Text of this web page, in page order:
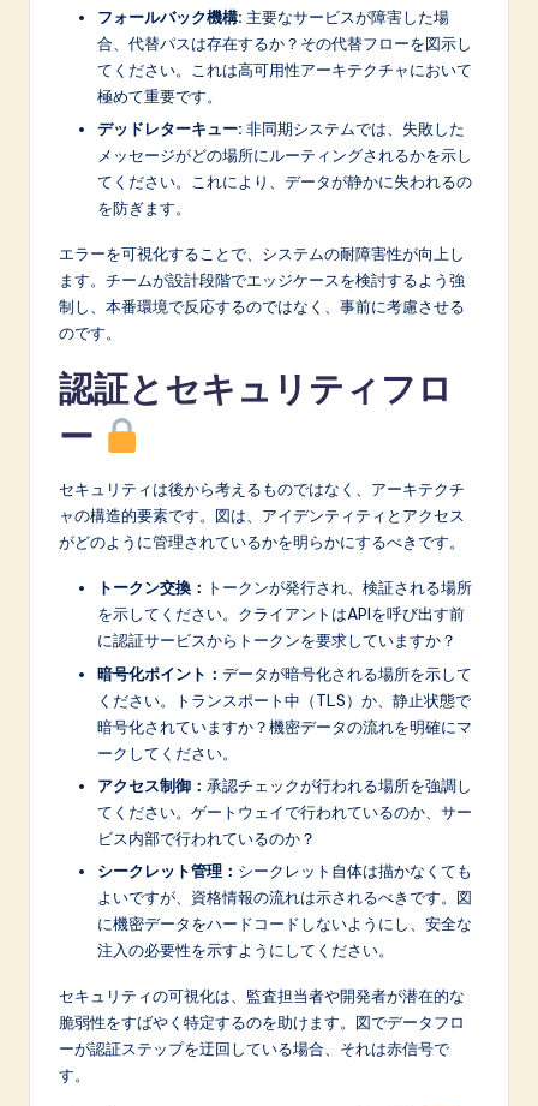
フォールバック機構: 主要なサービスが障害した場
合、代替パスは存在するか？その代替フローを図示し
てください。これは高可用性アーキテクチャにおいて
極めて重要です。
デッドレターキュー: 非同期システムでは、失敗した
メッセージがどの場所にルーティングされるかを示し
てください。これにより、データが静かに失われるの
を防ぎます。
エラーを可視化することで、システムの耐障害性が向上し
ます。チームが設計段階でエッジケースを検討するよう強
制し、本番環境で反応するのではなく、事前に考慮させる
のです。
認証とセキュリティフロ
ー
セキュリティは後から考えるものではなく、アーキテクチ
ャの構造的要素です。図は、アイデンティティとアクセス
がどのように管理されているかを明らかにするべきです。
トークン交換： トークンが発行され、検証される場所
を示してください。クライアントはAPIを呼び出す前
に認証サービスからトークンを要求していますか？
暗号化ポイント： データが暗号化される場所を示して
ください。トランスポート中（TLS）か、静止状態で
暗号化されていますか？機密データの流れを明確にマ
ークしてください。
アクセス制御： 承認チェックが行われる場所を強調し
てください。ゲートウェイで行われているのか、サー
ビス内部で行われているのか？
シークレット管理： シークレット自体は描かなくても
よいですが、資格情報の流れは示されるべきです。図
に機密データをハードコードしないようにし、安全な
注入の必要性を示すようにしてください。
セキュリティの可視化は、監査担当者や開発者が潜在的な
脆弱性をすばやく特定するのを助けます。図でデータフロ
ーが認証ステップを迂回している場合、それは赤信号で
す。